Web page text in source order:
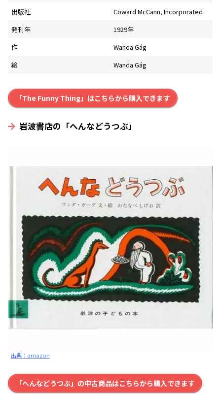
出版社
Coward McCann, Incorporated
発刊年
1929年
作
Wanda Gág
絵
Wanda Gág
「The Funny Thing」はこちらから購入できます
岩波書店の「へんなどうつぶ」
出典：amazon
「へんなどうつぶ」の中古商品はこちらから購入できます